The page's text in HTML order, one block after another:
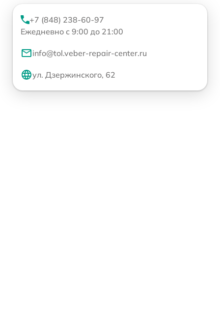
+7 (848) 238-60-97
Ежедневно с 9:00 до 21:00
info@tol.veber-repair-center.ru
ул. Дзержинского, 62